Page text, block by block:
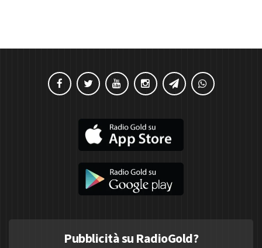
Pubblicità su RadioGold?